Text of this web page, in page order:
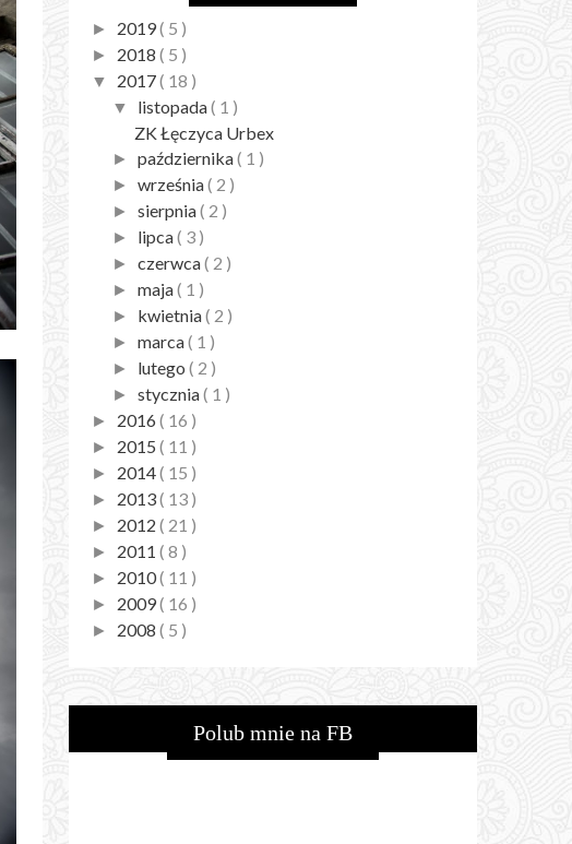
► 2019( 5 )
► 2018 ( 5 )
▼ 2017( 18 )
▼ listopada( 1 )
ZK Łęczyca Urbex
► października( 1 )
► września( 2 )
► sierpnia( 2 )
► lipca( 3 )
► czerwca( 2 )
► maja( 1 )
► kwietnia( 2 )
► marca( 1 )
► lutego ( 2 )
► stycznia( 1 )
► 2016 ( 16 )
► 2015 ( 11 )
► 2014( 15 )
► 2013( 13 )
► 2012 ( 21 )
► 2011 ( 8 )
► 2010( 11 )
► 2009( 16 )
► 2008 ( 5 )
Polub mnie na FB